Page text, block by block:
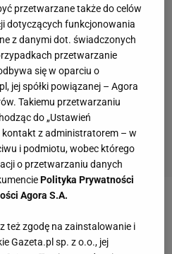
przetwarzane także do celów
dotyczących funkcjonowania
z danymi dot. świadczonych
przetwarzanie
się w oparciu o
jej spółki powiązanej – Agora
Takiemu przetwarzaniu
do „Ustawień
kontakt z administratorem – w
i podmiotu, wobec którego
o przetwarzaniu danych
Polityka Prywatności
Agora S.A.
też zgodę na zainstalowanie i
Gazeta.pl sp. z o.o., jej